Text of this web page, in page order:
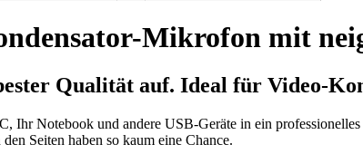
Mikrofon mit
Qualität auf. Ideal für Video-
Ihr Notebook und andere USB-Geräte in ein
Seiten haben so kaum eine Chance.